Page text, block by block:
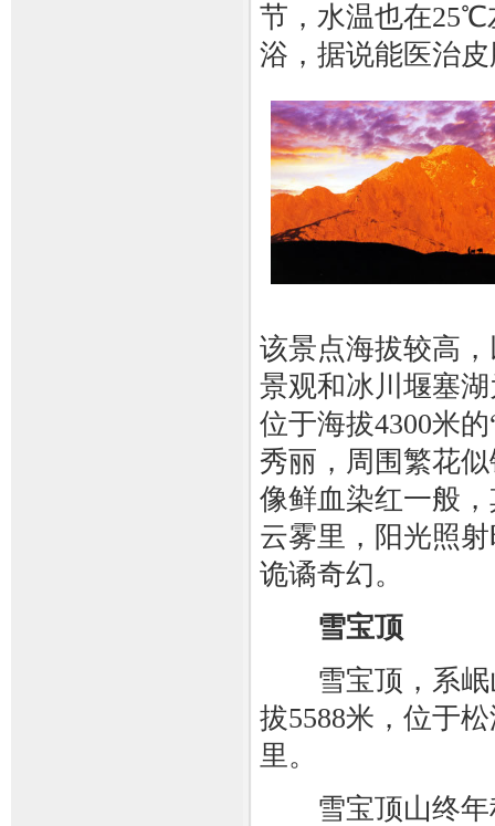
节，水温也在25℃
浴，据说能医治
该景点海拔较高
景观和冰川堰塞
位于海拔4300米
秀丽，周围繁花
像鲜血染红一般
云雾里，阳光照
诡谲奇幻。
雪宝顶
雪宝顶，系岷
拔5588米，位于
里。
雪宝顶山终年